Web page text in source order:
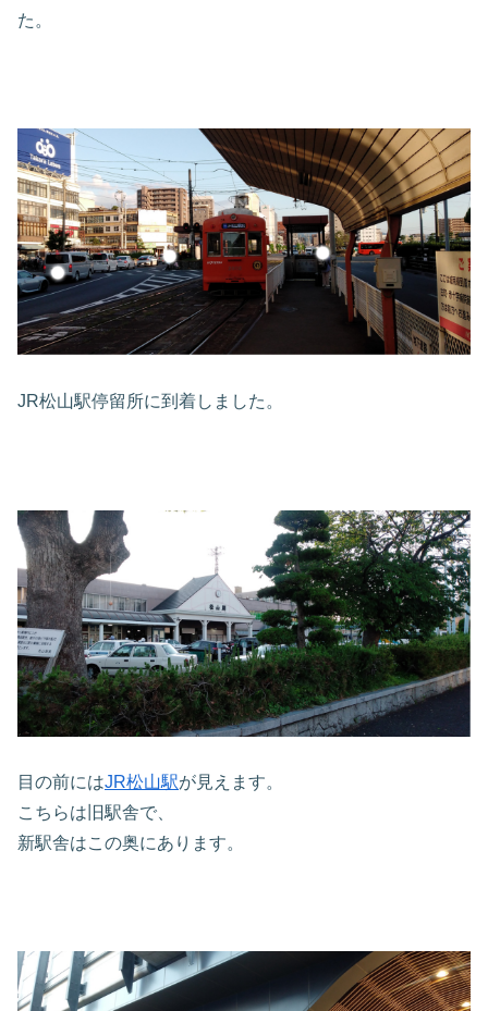
た。
JR松山駅停留所に到着しました。
目の前にはJR松山駅が見えます。
こちらは旧駅舎で、
新駅舎はこの奥にあります。